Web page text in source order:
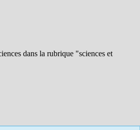
dans la rubrique "sciences et